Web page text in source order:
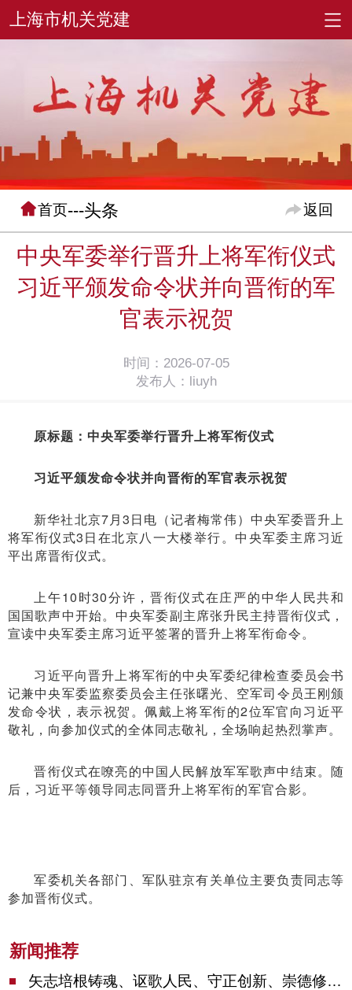
首页---头条 返回
中央军委举行晋升上将军衔仪式
习近平颁发命令状并向晋衔的军
官表示祝贺
时间：2026-07-05
发布人：liuyh
原标题：中央军委举行晋升上将军衔仪式
习近平颁发命令状并向晋衔的军官表示祝贺
新华社北京7月3日电（记者梅常伟）中央军委晋升上
将军衔仪式3日在北京八一大楼举行。中央军委主席习近
平出席晋衔仪式。
上午10时30分许，晋衔仪式在庄严的中华人民共和
国国歌声中开始。中央军委副主席张升民主持晋衔仪式，
宣读中央军委主席习近平签署的晋升上将军衔命令。
习近平向晋升上将军衔的中央军委纪律检查委员会书
记兼中央军委监察委员会主任张曙光、空军司令员王刚颁
发命令状，表示祝贺。佩戴上将军衔的2位军官向习近平
敬礼，向参加仪式的全体同志敬礼，全场响起热烈掌声。
晋衔仪式在嘹亮的中国人民解放军军歌声中结束。随
后，习近平等领导同志同晋升上将军衔的军官合影。
军委机关各部门、军队驻京有关单位主要负责同志等
参加晋衔仪式。
新闻推荐
矢志培根铸魂、讴歌人民、守正创新、崇德修身！这场座谈会上，陈吉宁对全市文化战线提出期望